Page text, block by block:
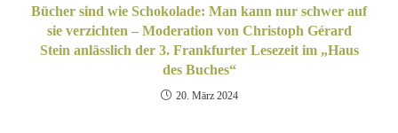
Bücher sind wie Schokolade: Man kann nur schwer auf
sie verzichten – Moderation von Christoph Gérard
Stein anlässlich der 3. Frankfurter Lesezeit im „Haus
des Buches“
20. März 2024